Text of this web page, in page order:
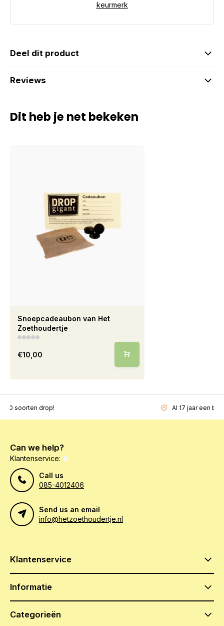
keurmerk
Deel dit product
Reviews
Dit heb je net bekeken
Snoepcadeaubon van Het
Zoethoudertje
€10,00
soorten drop! Al 17 jaar een
Can we help?
Klantenservice:
Call us
085-4012406
Send us an email
info@hetzoethoudertje.nl
Klantenservice
Informatie
Categorieën